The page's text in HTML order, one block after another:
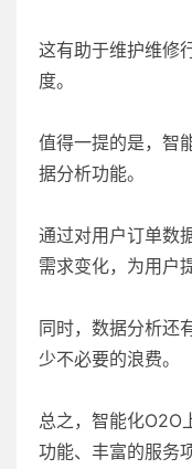
这有助于维护维修
度。
值得一提的是，智
据分析功能。
通过对用户订单数
需求变化，为用户
同时，数据分析还
少不必要的浪费。
总之，智能化O2O
功能、丰富的服务